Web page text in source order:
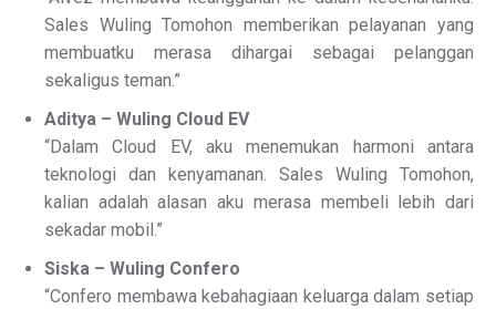
Sales Wuling Tomohon memberikan pelayanan yang
membuatku merasa dihargai sebagai pelanggan
sekaligus teman.”
Aditya – Wuling Cloud EV
“Dalam Cloud EV, aku menemukan harmoni antara
teknologi dan kenyamanan. Sales Wuling Tomohon,
kalian adalah alasan aku merasa membeli lebih dari
sekadar mobil.”
Siska – Wuling Confero
“Confero membawa kebahagiaan keluarga dalam setiap